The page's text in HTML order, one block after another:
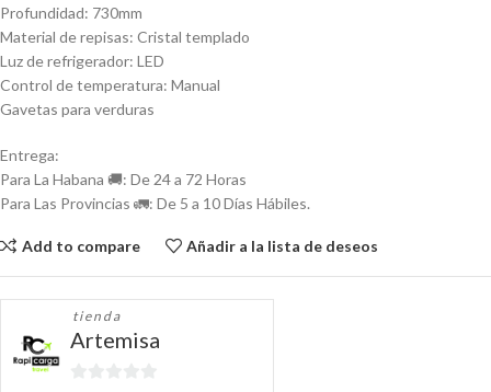
Profundidad: 730mm
Material de repisas: Cristal templado
Luz de refrigerador: LED
Control de temperatura: Manual
Gavetas para verduras
Entrega:
Para La Habana 🚚: De 24 a 72 Horas
Para Las Provincias 🚛: De 5 a 10 Días Hábiles.
Add to compare Añadir a la lista de deseos
tienda
Artemisa